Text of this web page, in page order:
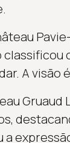
A
Gruaud
a